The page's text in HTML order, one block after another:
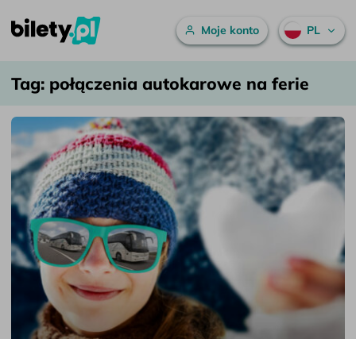
Przejdź do treści
połączenia autokarowe na ferie – bilety.pl
Menu główne
Moje konto PL
Tag: połączenia autokarowe na ferie